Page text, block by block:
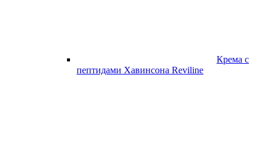
Крема с
пептидами Хавинсона Reviline